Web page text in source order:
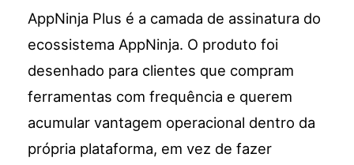
AppNinja Plus é a camada de assinatura do
ecossistema AppNinja. O produto foi
desenhado para clientes que compram
ferramentas com frequência e querem
acumular vantagem operacional dentro da
própria plataforma, em vez de fazer